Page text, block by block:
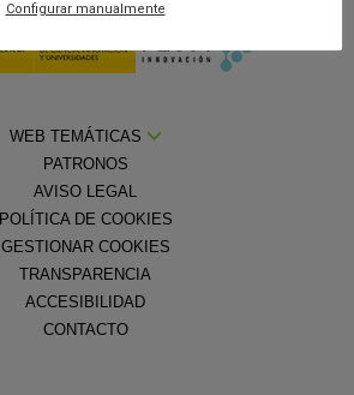
WEB TEMÁTICAS
PATRONOS
AVISO LEGAL
POLÍTICA DE COOKIES
GESTIONAR COOKIES
TRANSPARENCIA
ACCESIBILIDAD
CONTACTO
Configurar manualmente